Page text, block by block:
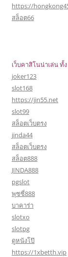
https://
สล็อต66
เว็บคาสิโนน่าเล่น ทั้ง
joker123
slot168
https://jin55.net
slot99
สล็อตเว็บตรง
jinda44
สล็อตเว็บตรง
สล็อต888
JINDA888
pgslot
พุซซี่888
บาคาร่า
slotxo
slotpg
ดูหนังโป๊
https://1xbetth.vip